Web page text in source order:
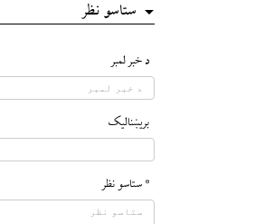
ستاسو نظر
د خبر لمبر
بريښناليک
* ستاسو نظر